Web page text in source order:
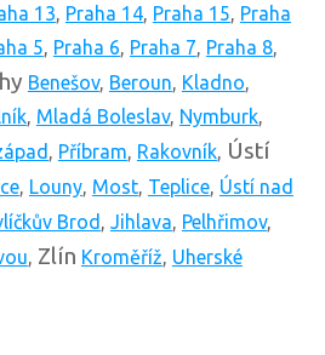
13, Praha 14, Praha 15, Praha
5, Praha 6, Praha 7, Praha 8,
Benešov, Beroun, Kladno,
, Mladá Boleslav, Nymburk,
, Příbram, Rakovník, Ústí
, Louny, Most, Teplice, Ústí nad
Brod , Jihlava, Pelhřimov,
, Zlín Kroměříž, Uherské